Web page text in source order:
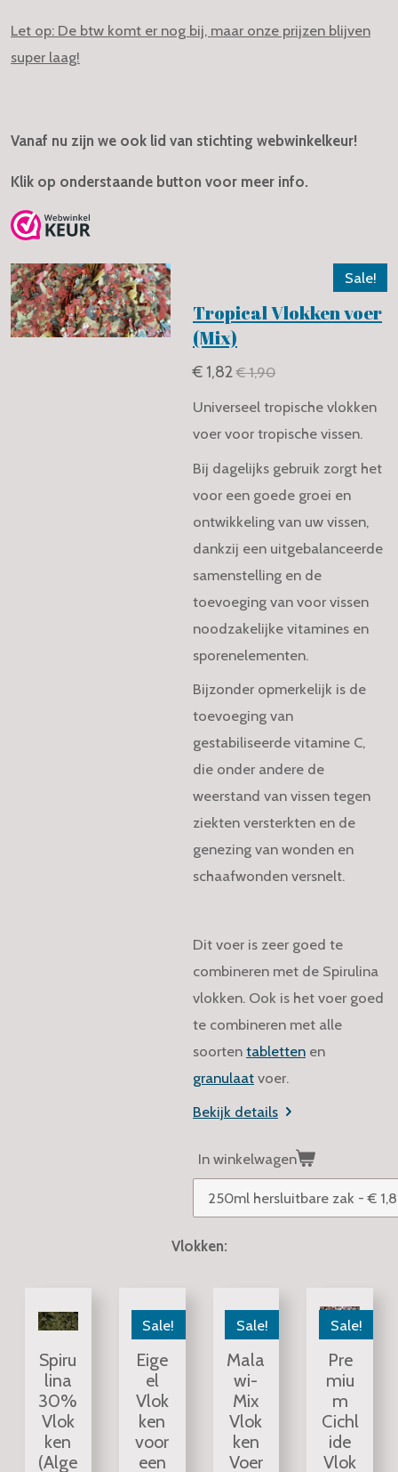
Let op: De btw komt er nog bij, maar onze prijzen blijven
super laag!
Vanaf nu zijn we ook lid van stichting webwinkelkeur!
Klik op onderstaande button voor meer info.
Sale!
Tropical Vlokken voer
(Mix)
€ 1,82 € 1,90
Universeel tropische vlokken
voer voor tropische vissen.
Bij dagelijks gebruik zorgt het
voor een goede groei en
ontwikkeling van uw vissen,
dankzij een uitgebalanceerde
samenstelling en de
toevoeging van voor vissen
noodzakelijke vitamines en
sporenelementen.
Bijzonder opmerkelijk is de
toevoeging van
gestabiliseerde vitamine C,
die onder andere de
weerstand van vissen tegen
ziekten versterkten en de
genezing van wonden en
schaafwonden versnelt.
Dit voer is zeer goed te
combineren met de Spirulina
vlokken. Ook is het voer goed
te combineren met alle
soorten tabletten en
granulaat voer.
Bekijk details
In winkelwagen
Vlokken:
Spiru
lina
30%
Vlok
ken
(Alge
Sale!
Eige
el
Vlok
ken
voor
een
Sale!
Mala
wi-
Mix
Vlok
ken
Voer
Sale!
Pre
miu
m
Cichl
ide
Vlok